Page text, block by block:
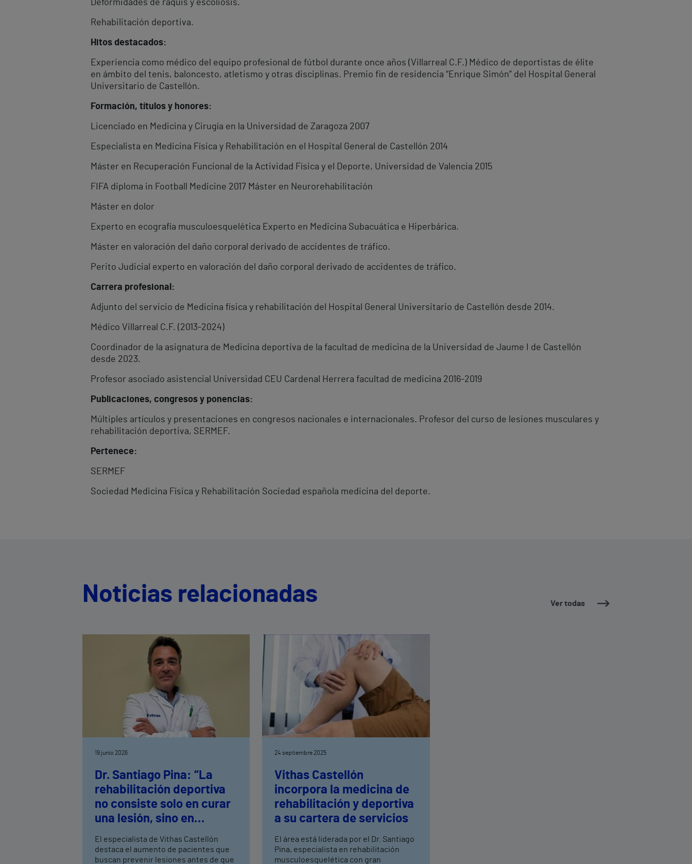
Deformidades de raquis y escoliosis.
Rehabilitación deportiva.
Hitos destacados:
Experiencia como médico del equipo profesional de fútbol durante once años (Villarreal C.F.) Médico de deportistas de élite
en ámbito del tenis, baloncesto, atletismo y otras disciplinas. Premio fin de residencia “Enrique Simón” del Hospital General
Universitario de Castellón.
Formación, títulos y honores:
Licenciado en Medicina y Cirugía en la Universidad de Zaragoza 2007
Especialista en Medicina Física y Rehabilitación en el Hospital General de Castellón 2014
Máster en Recuperación Funcional de la Actividad Física y el Deporte, Universidad de Valencia 2015
FIFA diploma in Football Medicine 2017 Máster en Neurorehabilitación
Máster en dolor
Experto en ecografía musculoesquelética Experto en Medicina Subacuática e Hiperbárica.
Máster en valoración del daño corporal derivado de accidentes de tráfico.
Perito Judicial experto en valoración del daño corporal derivado de accidentes de tráfico.
Carrera profesional:
Adjunto del servicio de Medicina física y rehabilitación del Hospital General Universitario de Castellón desde 2014.
Médico Villarreal C.F. (2013-2024)
Coordinador de la asignatura de Medicina deportiva de la facultad de medicina de la Universidad de Jaume I de Castellón
desde 2023.
Profesor asociado asistencial Universidad CEU Cardenal Herrera facultad de medicina 2016-2019
Publicaciones, congresos y ponencias:
Múltiples artículos y presentaciones en congresos nacionales e internacionales. Profesor del curso de lesiones musculares y
rehabilitación deportiva, SERMEF.
Pertenece:
SERMEF
Sociedad Medicina Física y Rehabilitación Sociedad española medicina del deporte.
Noticias relacionadas Ver todas
19 junio 2026
Dr. Santiago Pina: “La
rehabilitación deportiva
no consiste solo en curar
una lesión, sino en
recuperar el máximo
rendimiento”
El especialista de Vithas Castellón
destaca el aumento de pacientes que
buscan prevenir lesiones antes de que
24 septiembre 2025
Vithas Castellón
incorpora la medicina de
rehabilitación y deportiva
a su cartera de servicios
El área está liderada por el Dr. Santiago
Pina, especialista en rehabilitación
musculoesquelética con gran